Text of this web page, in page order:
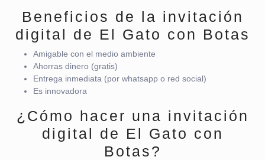
Beneficios de la invitación
digital de El Gato con Botas
Amigable con el medio ambiente
Ahorras dinero (gratis)
Entrega inmediata (por whatsapp o red social)
Es innovadora
¿Cómo hacer una invitación
digital de El Gato con
Botas?